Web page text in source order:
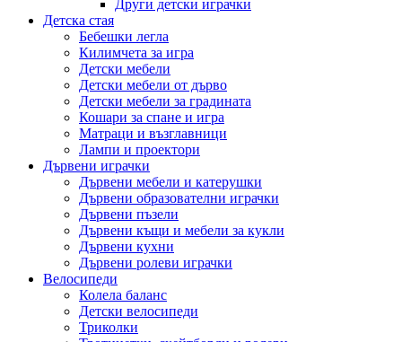
Други детски играчки
Детска стая
Бебешки легла
Килимчета за игра
Детски мебели
Детски мебели от дърво
Детски мебели за градината
Кошари за спане и игра
Матраци и възглавници
Лампи и проектори
Дървени играчки
Дървени мебели и катерушки
Дървени образователни играчки
Дървени пъзели
Дървени къщи и мебели за кукли
Дървени кухни
Дървени ролеви играчки
Велосипеди
Колела баланс
Детски велосипеди
Триколки